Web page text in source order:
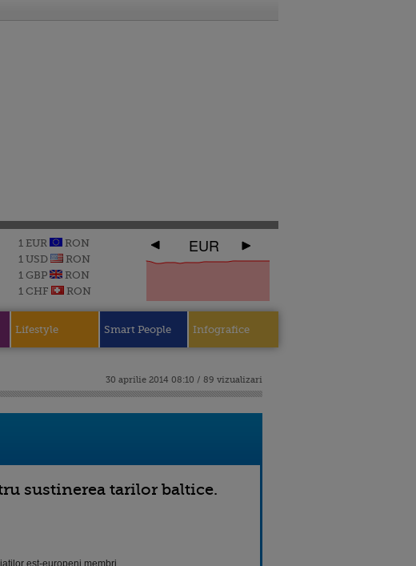
1 EUR
RON
1 USD
RON
1 GBP
RON
1 CHF
RON
EUR
Lifestyle Smart People Infografice
30 aprilie 2014 08:10 / 89 vizualizari
sustinerea tarilor baltice.
est-europeni membri